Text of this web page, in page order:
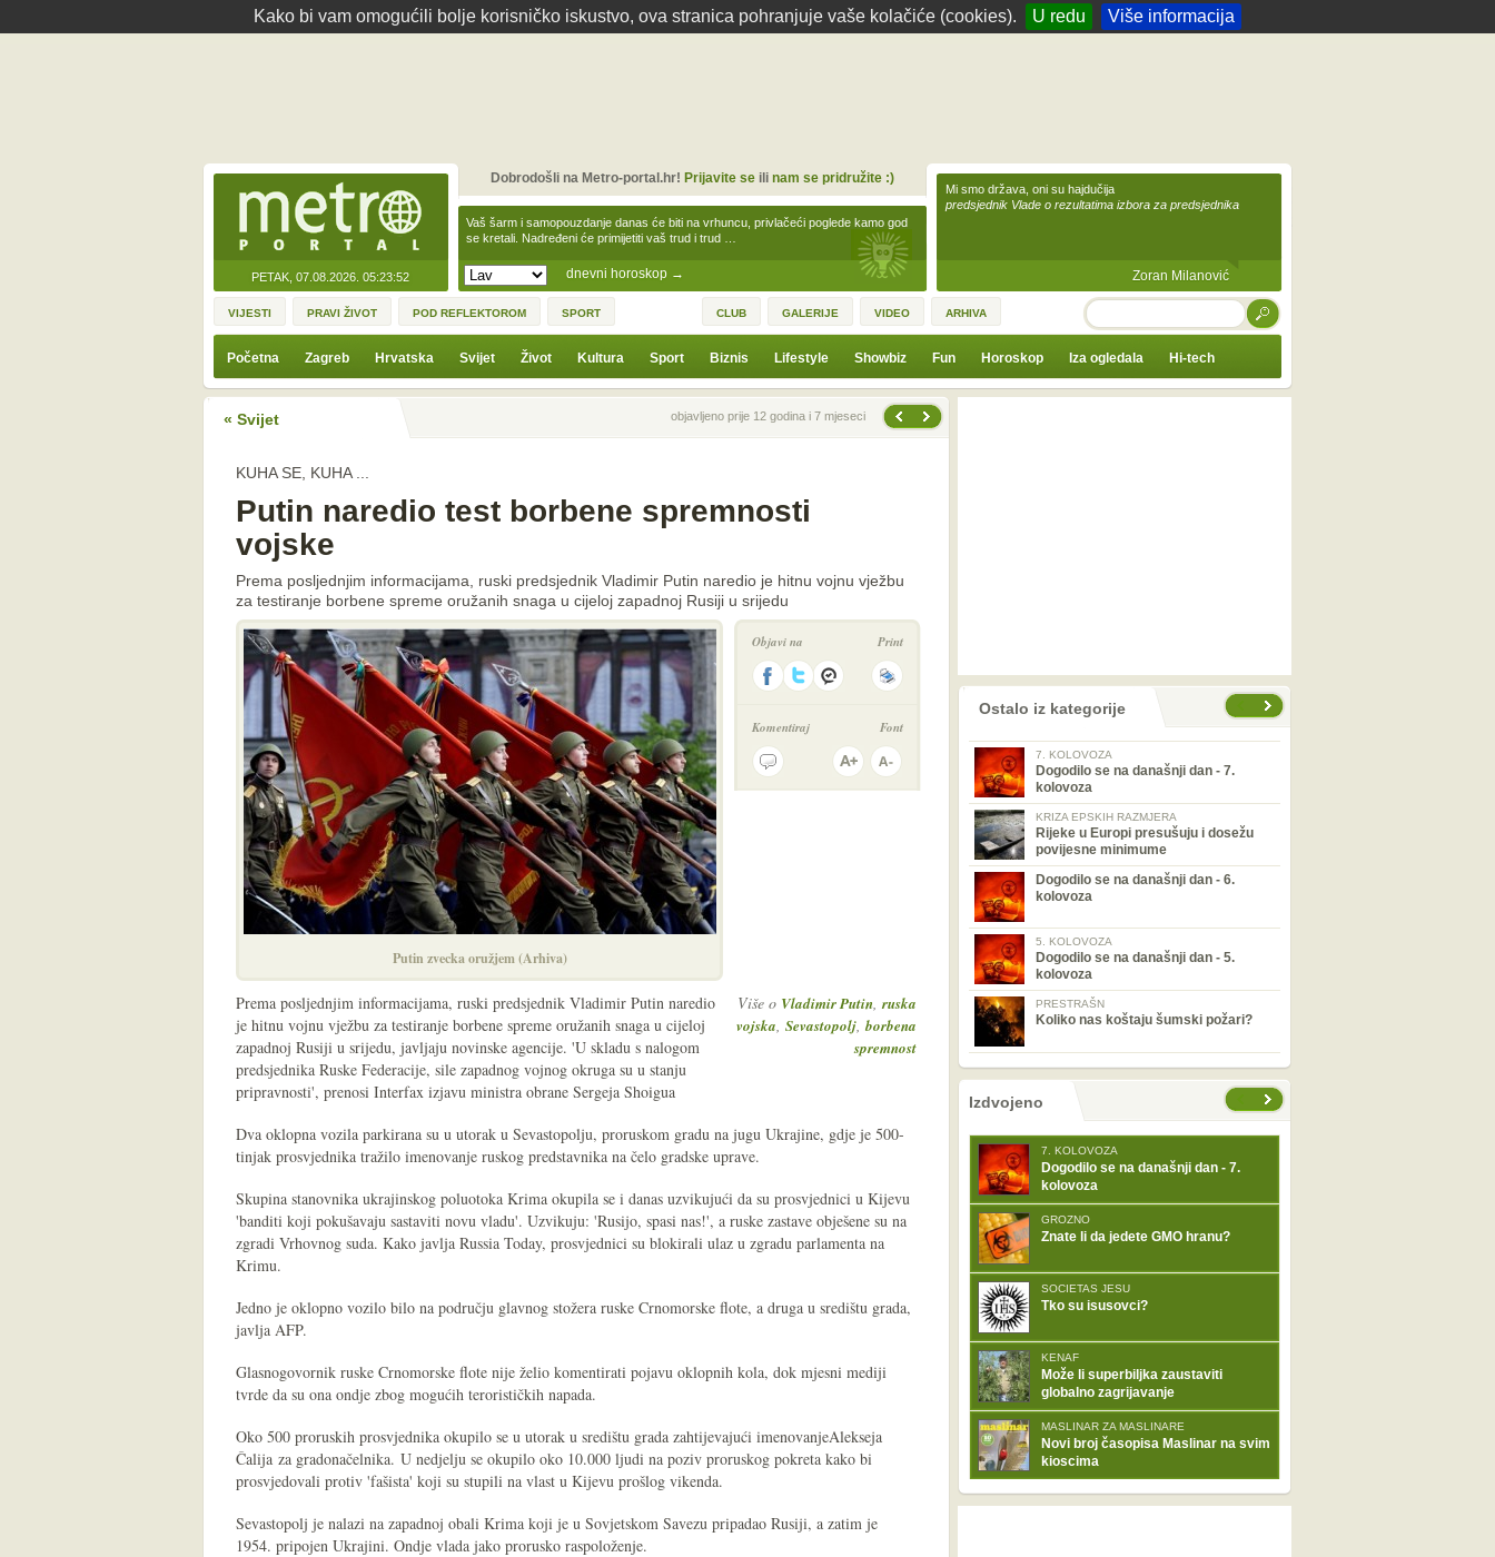
Kako bi vam omogućili bolje korisničko iskustvo, ova stranica pohranjuje vaše kolačiće (cookies). U redu Više informacija
PETAK, 07.08.2026. 05:23:52 dnevni horoskop →
Vaš šarm i samopouzdanje danas će biti na vrhuncu, privlačeći poglede kamo god
se kretali. Nadređeni će primijetiti vaš trud i trud …
Dobrodošli na Metro-portal.hr! Prijavite seili nam se pridružite :)
Mi smo država, oni su hajdučija
predsjednik Vlade o rezultatima izbora za predsjednika
Zoran Milanović
VIJESTI PRAVI ŽIVOT POD REFLEKTOROM SPORT CLUB GALERIJE VIDEO ARHIVA TRAŽI
Početna Zagreb Hrvatska Svijet Život Kultura Sport Biznis Lifestyle Showbiz Fun Horoskop Iza ogledala Hi-tech
« Svijet Prethodna vijestobjavljeno prije 12 godina i 7 mjeseci
KUHA SE, KUHA ...
Putin naredio test borbene spremnosti
vojske
Prema posljednjim informacijama, ruski predsjednik Vladimir Putin naredio je hitnu vojnu vježbu
za testiranje borbene spreme oružanih snaga u cijeloj zapadnoj Rusiji u srijedu
Putin zvecka oružjem (Arhiva)
Objavi na Print
Komentiraj Font
Više o Vladimir Putin,ruska
vojska, Sevastopolj, borbena
spremnost
Prema posljednjim informacijama, ruski predsjednik Vladimir Putin naredio
je hitnu vojnu vježbu za testiranje borbene spreme oružanih snaga u cijeloj
zapadnoj Rusiji u srijedu, javljaju novinske agencije. 'U skladu s nalogom
predsjednika Ruske Federacije, sile zapadnog vojnog okruga su u stanju
pripravnosti', prenosi Interfax izjavu ministra obrane Sergeja Shoigua
Dva oklopna vozila parkirana su u utorak u Sevastopolju, proruskom gradu na jugu Ukrajine, gdje je 500-
tinjak prosvjednika tražilo imenovanje ruskog predstavnika na čelo gradske uprave.
Skupina stanovnika ukrajinskog poluotoka Krima okupila se i danas uzvikujući da su prosvjednici u Kijevu
'banditi koji pokušavaju sastaviti novu vladu'. Uzvikuju: 'Rusijo, spasi nas!', a ruske zastave obješene su na
zgradi Vrhovnog suda. Kako javlja Russia Today, prosvjednici su blokirali ulaz u zgradu parlamenta na
Krimu.
Jedno je oklopno vozilo bilo na području glavnog stožera ruske Crnomorske flote, a druga u središtu grada,
javlja AFP.
Glasnogovornik ruske Crnomorske flote nije želio komentirati pojavu oklopnih kola, dok mjesni mediji
tvrde da su ona ondje zbog mogućih terorističkih napada.
Oko 500 proruskih prosvjednika okupilo se u utorak u središtu grada zahtijevajući imenovanjeAlekseja
Čalija za gradonačelnika. U nedjelju se okupilo oko 10.000 ljudi na poziv proruskog pokreta kako bi
prosvjedovali protiv 'fašista' koji su stupili na vlast u Kijevu prošlog vikenda.
Sevastopolj je nalazi na zapadnoj obali Krima koji je u Sovjetskom Savezu pripadao Rusiji, a zatim je
1954. pripojen Ukrajini. Ondje vlada jako prorusko raspoloženje.
Ostalo iz kategorije
7. KOLOVOZA
Dogodilo se na današnji dan - 7.
kolovoza
KRIZA EPSKIH RAZMJERA
Rijeke u Europi presušuju i dosežu
povijesne minimume
Dogodilo se na današnji dan - 6.
kolovoza
5. KOLOVOZA
Dogodilo se na današnji dan - 5.
kolovoza
PRESTRAŠN
Koliko nas koštaju šumski požari?
nema prethodne stranice
sljedećeIzdvojeno
7. KOLOVOZA
Dogodilo se na današnji dan - 7.
kolovoza
GROZNO
Znate li da jedete GMO hranu?
SOCIETAS JESU
Tko su isusovci?
KENAF
Može li superbiljka zaustaviti
globalno zagrijavanje
MASLINAR ZA MASLINARE
Novi broj časopisa Maslinar na svim
kioscima